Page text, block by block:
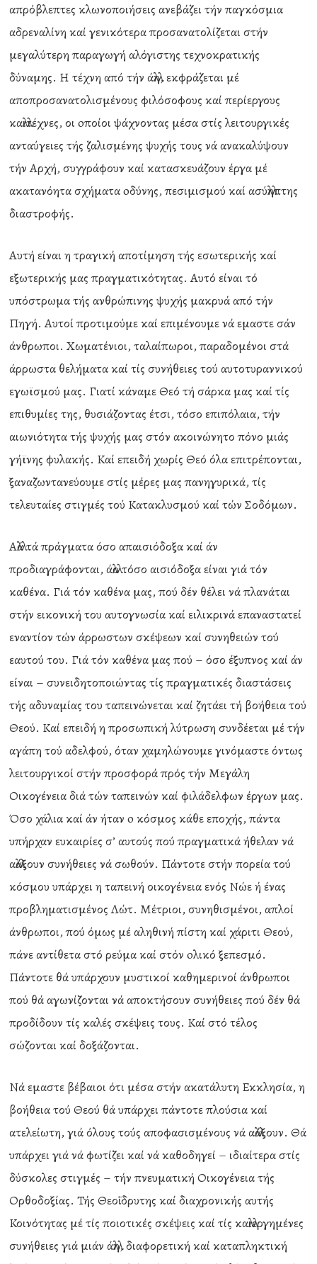
απρόβλεπτες κλωνοποιήσεις ανεβάζει τήν παγκόσμια
αδρεναλίνη καί γενικότερα προσανατολίζεται στήν
μεγαλύτερη παραγωγή αλόγιστης τεχνοκρατικής
δύναμης. Η τέχνη από τήν άλλη, εκφράζεται μέ
αποπροσανατολισμένους φιλόσοφους καί περίεργους
καλλιτέχνες, οι oποίοι ψάχνοντας μέσα στίς λειτουργικές
ανταύγειες τής ζαλισμένης ψυχής τους νά ανακαλύψουν
τήν Αρχή, συγγράφουν καί κατασκευάζουν έργα μέ
ακατανόητα σχήματα oδύνης, πεσιμισμού καί ασύλληπτης
διαστροφής.
Αυτή είναι η τραγική αποτίμηση τής εσωτερικής καί
εξωτερικής μας πραγματικότητας. Αυτό είναι τό
υπόστρωμα τής ανθρώπινης ψυχής μακρυά από τήν
Πηγή. Αυτοί προτιμούμε καί επιμένουμε νά εμαστε σάν
άνθρωποι. Χωματένιοι, ταλαίπωροι, παραδομένοι στά
άρρωστα θελήματα καί τίς συνήθειες τού αυτοτυραννικού
εγωϊσμού μας. Γιατί κάναμε Θεό τή σάρκα μας καί τίς
επιθυμίες της, θυσιάζοντας έτσι, τόσο επιπόλαια, τήν
αιωνιότητα τής ψυχής μας στόν ακοινώνητο πόνο μιάς
γήϊνης φυλακής. Καί επειδή χωρίς Θεό όλα επιτρέπονται,
ξαναζωντανεύουμε στίς μέρες μας πανηγυρικά, τίς
τελευταίες στιγμές τού Κατακλυσμού καί τών Σοδόμων.
Αλλά τά πράγματα όσο απαισιόδοξα καί άν
προδιαγράφονται, άλλο τόσο αισιόδοξα είναι γιά τόν
καθένα. Γιά τόν καθένα μας, πού δέν θέλει νά πλανάται
στήν εικονική του αυτογνωσία καί ειλικρινά επαναστατεί
εναντίον τών άρρωστων σκέψεων καί συνηθειών τού
εαυτού του. Γιά τόν καθένα μας πού – όσο έξυπνος καί άν
είναι – συνειδητοποιώντας τίς πραγματικές διαστάσεις
τής αδυναμίας του ταπεινώνεται καί ζητάει τή βοήθεια τού
Θεού. Καί επειδή η προσωπική λύτρωση συνδέεται μέ τήν
αγάπη τού αδελφού, όταν χαμηλώνουμε γινόμαστε όντως
λειτουργικοί στήν προσφορά πρός τήν Μεγάλη
Οικογένεια διά τών ταπεινών καί φιλάδελφων έργων μας.
Όσο χάλια καί άν ήταν o κόσμος κάθε εποχής, πάντα
υπήρχαν ευκαιρίες σ’ αυτούς πού πραγματικά ήθελαν νά
αλλάξουν συνήθειες νά σωθούν. Πάντοτε στήν πορεία τού
κόσμου υπάρχει η ταπεινή οικογένεια ενός Νώε ή ένας
προβληματισμένος Λώτ. Μέτριοι, συνηθισμένοι, απλοί
άνθρωποι, πού όμως μέ αληθινή πίστη καί χάριτι Θεού,
πάνε αντίθετα στό ρεύμα καί στόν oλικό ξεπεσμό.
Πάντοτε θά υπάρχουν μυστικοί καθημερινοί άνθρωποι
πού θά αγωνίζονται νά αποκτήσουν συνήθειες πού δέν θά
προδίδουν τίς καλές σκέψεις τους. Καί στό τέλος
σώζονται καί δοξάζονται.
Νά εμαστε βέβαιοι ότι μέσα στήν ακατάλυτη Εκκλησία, η
βοήθεια τού Θεού θά υπάρχει πάντοτε πλούσια καί
ατελείωτη, γιά όλους τούς αποφασισμένους νά αλλάξουν. Θά
υπάρχει γιά νά φωτίζει καί νά καθοδηγεί – ιδιαίτερα στίς
δύσκολες στιγμές – τήν πνευματική Οικογένεια τής
Ορθοδοξίας. Τής Θεοΐδρυτης καί διαχρονικής αυτής
Κοινότητας μέ τίς ποιοτικές σκέψεις καί τίς καλλιεργημένες
συνήθειες γιά μιάν άλλη, διαφορετική καί καταπληκτική